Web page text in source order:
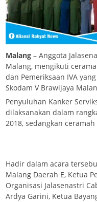
Malang – Anggota
Malang, mengikuti
dan Pemeriksaan IVA
Skodam V Brawijaya
Penyuluhan Kanker
dilaksanakan dalam
2018, sedangkan
Hadir dalam acara
Malang Daerah E, Ketua
Organisasi Jalasenastri
Ardya Garini, Ketua